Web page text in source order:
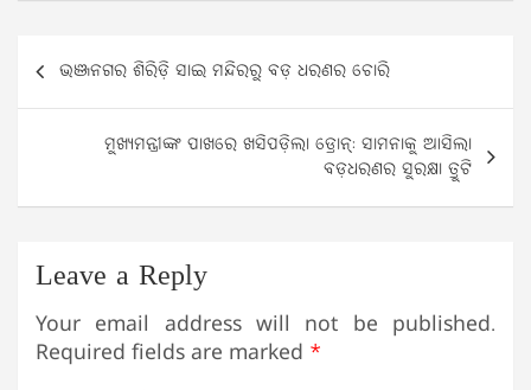
Post
navigation
ଭଞ୍ଜନଗର ଶିରିଡ଼ି ସାଇ ମନ୍ଦିରରୁ ବଡ଼ ଧରଣର ଚୋରି
ମୁଖ୍ୟମନ୍ତ୍ରୀଙ୍କ ପାଖରେ ଖସିପଡ଼ିଲା ଡ୍ରୋନ୍‌: ସାମନାକୁ ଆସିଲା
ବଡ଼ଧରଣର ସୁରକ୍ଷା ତ୍ରୁଟି
Leave a Reply
Your email address will not be published.
Required fields are marked *